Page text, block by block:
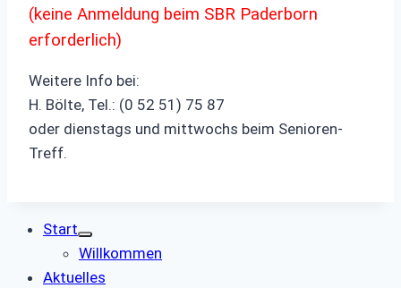
(keine Anmeldung beim SBR Paderborn
erforderlich)
Weitere Info bei:
H. Bölte, Tel.: (0 52 51) 75 87
oder dienstags und mittwochs beim Senioren-
Treff.
Start
Willkommen
Aktuelles